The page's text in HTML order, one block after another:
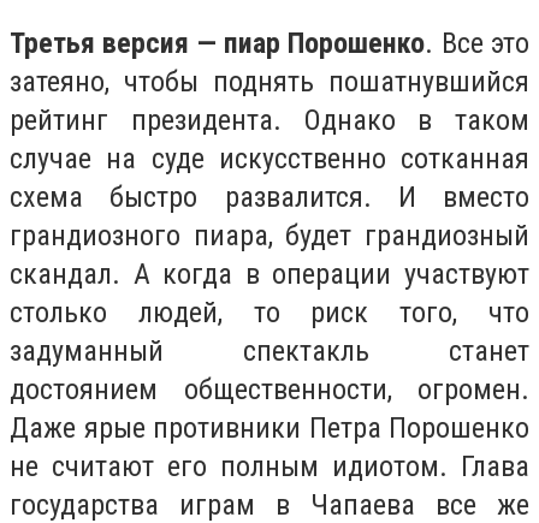
Третья версия — пиар Порошенко. Все это
затеяно, чтобы поднять пошатнувшийся
рейтинг президента. Однако в таком
случае на суде искусственно сотканная
схема быстро развалится. И вместо
грандиозного пиара, будет грандиозный
скандал. А когда в операции участвуют
столько людей, то риск того, что
задуманный спектакль станет
достоянием общественности, огромен.
Даже ярые противники Петра Порошенко
не считают его полным идиотом. Глава
государства играм в Чапаева все же